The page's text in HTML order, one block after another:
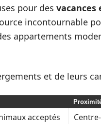
pour des vacances
incontournable
appartements
et de leurs
acceptés